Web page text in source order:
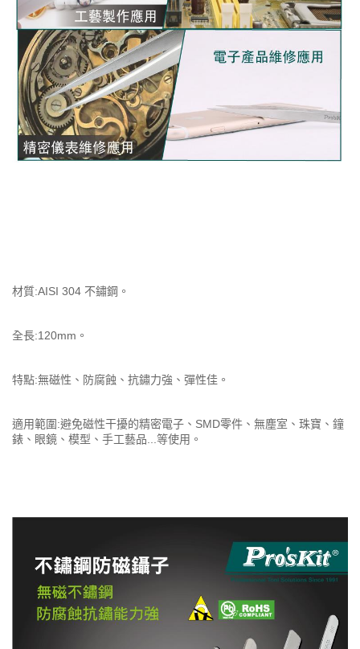
材質:AISI 304 不鏽鋼。
全長:120mm。
特點:無磁性、防腐蝕、抗鏽力強、彈性佳。
適用範圍:避免磁性干擾的精密電子、SMD零件、無塵室、珠寶、鐘
錶、眼鏡、模型、手工藝品...等使用。